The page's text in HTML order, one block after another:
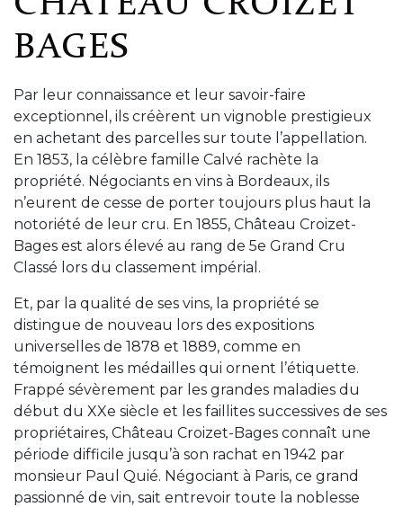
BAGES
Par leur connaissance et leur savoir-faire
exceptionnel, ils créèrent un vignoble prestigieux
en achetant des parcelles sur toute l’appellation.
En 1853, la célèbre famille Calvé rachète la
propriété. Négociants en vins à Bordeaux, ils
n’eurent de cesse de porter toujours plus haut la
notoriété de leur cru. En 1855, Château Croizet-
Bages est alors élevé au rang de 5e Grand Cru
Classé lors du classement impérial.
Et, par la qualité de ses vins, la propriété se
distingue de nouveau lors des expositions
universelles de 1878 et 1889, comme en
témoignent les médailles qui ornent l’étiquette.
Frappé sévèrement par les grandes maladies du
début du XXe siècle et les faillites successives de ses
propriétaires, Château Croizet-Bages connaît une
période difficile jusqu’à son rachat en 1942 par
monsieur Paul Quié. Négociant à Paris, ce grand
passionné de vin, sait entrevoir toute la noblesse